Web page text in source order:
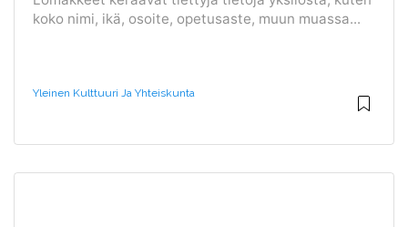
koko nimi, ikä, osoite, opetusaste, muun muassa...
Yleinen Kulttuuri Ja Yhteiskunta